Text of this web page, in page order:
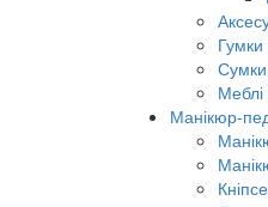
Меблі
Манікюр-